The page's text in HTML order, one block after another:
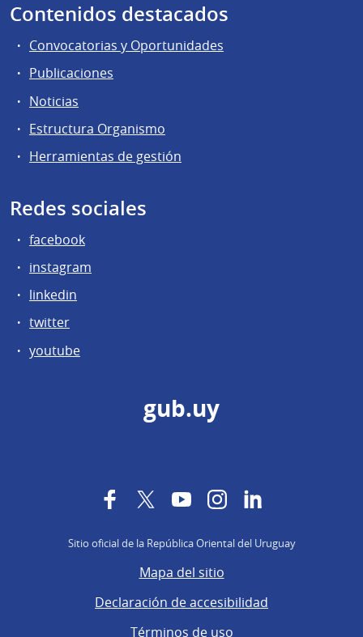
Contenidos destacados
Convocatorias y Oportunidades
Publicaciones
Noticias
Estructura Organismo
Herramientas de gestión
Redes sociales
facebook
instagram
linkedin
twitter
youtube
gub.uy
FacebookTwitterYouTubeInstagram
Sitio oficial de la República Oriental del Uruguay
Mapa del sitio
Declaración de accesibilidad
Términos de uso